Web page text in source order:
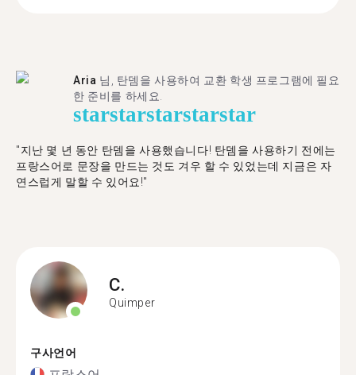
Aria 님, 탄뎀을 사용하여 교환 학생 프로그램에 필요
한 준비를 하세요.
starstarstarstarstar
"​​지난 몇 년 동안 탄뎀을 사용했습니다! 탄뎀을 사용하기 전에는
프랑스어로 문장을 만드는 것도 겨우 할 수 있었는데 지금은 자
연스럽게 말할 수 있어요!"
C.
Quimper
구사언어